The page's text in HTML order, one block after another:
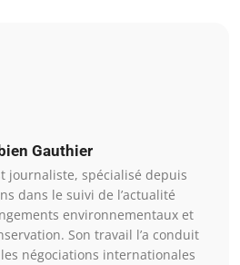
Gauthier
journaliste, spécialisé depuis
dans le suivi de l’actualité
environnementaux et
Son travail l’a conduit
négociations internationales